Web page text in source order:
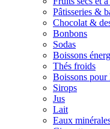
Pâtisseries &
Chocolat &
Bonbons
Sodas
Boissons
Thés froids
Boissons pour
Sirops
Jus
Lait
Eaux